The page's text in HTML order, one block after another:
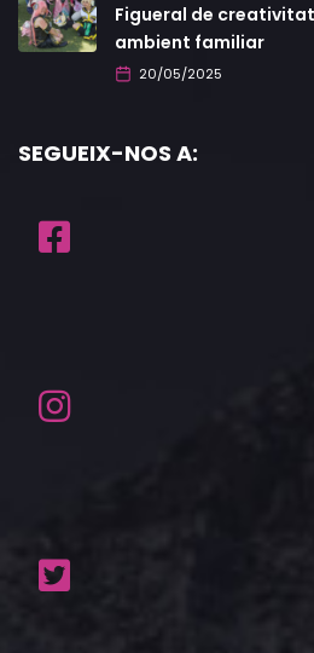
Figueral de
ambient familiar
20/05/2025
SEGUEIX-NOS A: